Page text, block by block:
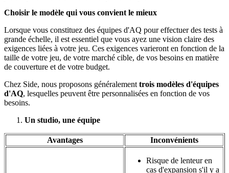
Choisir le modèle qui vous convient le mieux
Lorsque vous constituez des équipes d'AQ pour effectuer des tests à
grande échelle, il est essentiel que vous ayez une vision claire des
exigences liées à votre jeu. Ces exigences varieront en fonction de la
taille de votre jeu, de votre marché cible, de vos besoins en matière
de couverture et de votre budget.
Chez Side, nous proposons généralement trois modèles d'équipes
d'AQ, lesquelles peuvent être personnalisées en fonction de vos
besoins.
Un studio, une équipe
Avantages Inconvénients
Risque de lenteur en
cas d'expansion s'il y a